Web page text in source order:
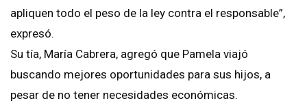
apliquen todo el peso de la ley contra el responsable”,
expresó.
Su tía, María Cabrera, agregó que Pamela viajó
buscando mejores oportunidades para sus hijos, a
pesar de no tener necesidades económicas.